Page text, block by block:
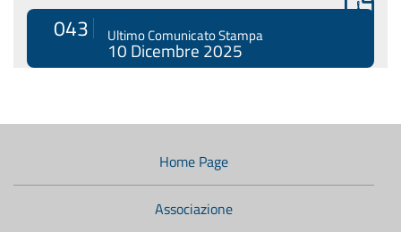
043 Ultimo Comunicato Stampa
10 Dicembre 2025
Home Page
Associazione